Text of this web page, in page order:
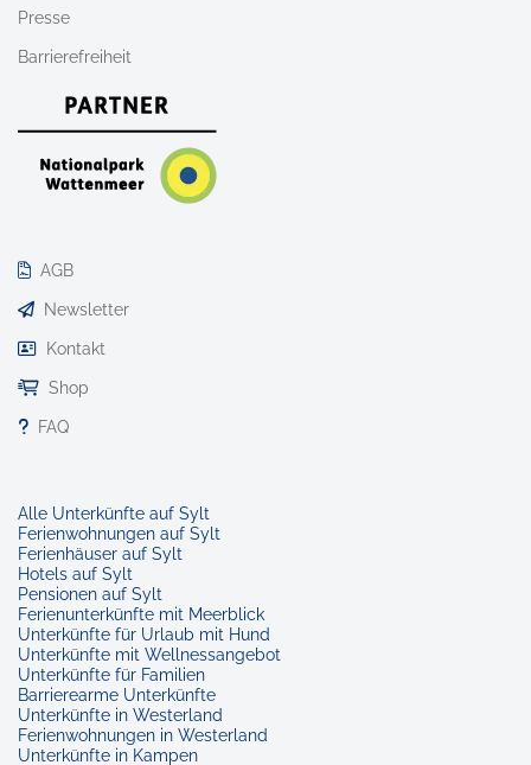
Presse
Barrierefreiheit
AGB
Newsletter
Kontakt
Shop
FAQ
Alle Unterkünfte auf Sylt
Ferienwohnungen auf Sylt
Ferienhäuser auf Sylt
Hotels auf Sylt
Pensionen auf Sylt
Ferienunterkünfte mit Meerblick
Unterkünfte für Urlaub mit Hund
Unterkünfte mit Wellnessangebot
Unterkünfte für Familien
Barrierearme Unterkünfte
Unterkünfte in Westerland
Ferienwohnungen in Westerland
Unterkünfte in Kampen